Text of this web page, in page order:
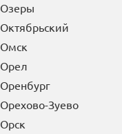
Озеры
Октябрьский
Омск
Орел
Оренбург
Орехово-Зуево
Орск